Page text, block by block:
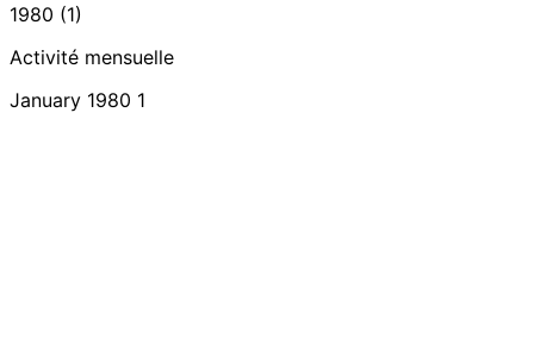
1980 (1)
Activité mensuelle
January 1980 1